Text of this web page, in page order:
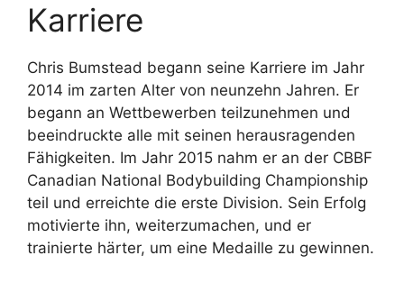
Karriere
Chris Bumstead begann seine Karriere im Jahr
2014 im zarten Alter von neunzehn Jahren. Er
begann an Wettbewerben teilzunehmen und
beeindruckte alle mit seinen herausragenden
Fähigkeiten. Im Jahr 2015 nahm er an der CBBF
Canadian National Bodybuilding Championship
teil und erreichte die erste Division. Sein Erfolg
motivierte ihn, weiterzumachen, und er
trainierte härter, um eine Medaille zu gewinnen.